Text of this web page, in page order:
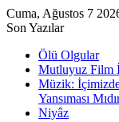
Cuma, Ağustos 7
Son Yazılar
Ölü Olgular
Mutluyuz Film
Müzik: İçimizde
Yansıması
Niyâz